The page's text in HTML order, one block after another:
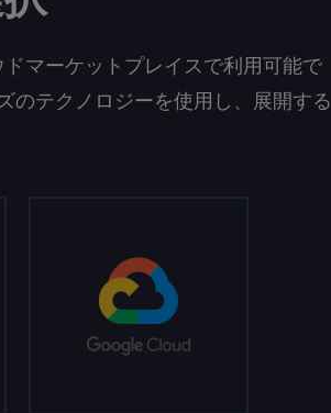
マーケットプレイスで利用可能で
のテクノロジーを使用し、展開する